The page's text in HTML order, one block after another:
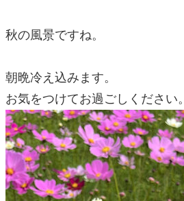
秋の風景ですね。
朝晩冷え込みます。
お気をつけてお過ごしください。